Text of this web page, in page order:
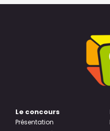
Le concours
Présentation